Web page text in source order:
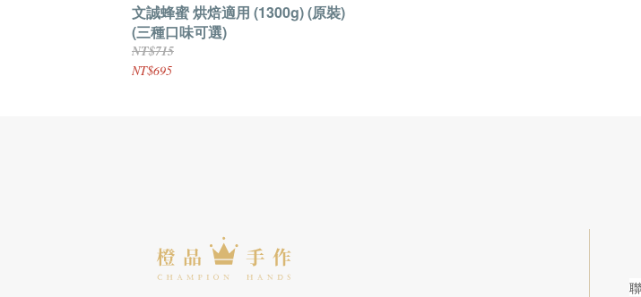
文誠蜂蜜 烘焙適用 (1300g) (原裝)
(三種口味可選)
NT$715
NT$695